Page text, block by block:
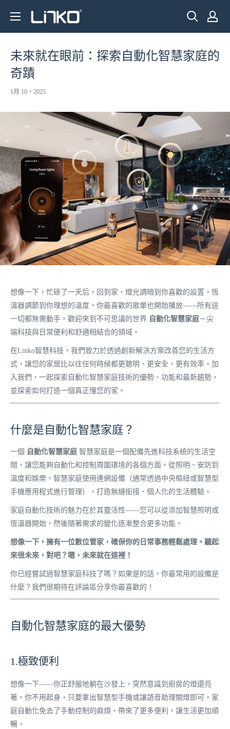
內
LINKO
LIMITED
未來就在眼前：探索自動化智慧家庭的
奇蹟
1月 10，2025
想像一下，忙碌了一天后，回到家，燈光調暗到你喜歡的設置，恆
溫器調節到你理想的溫度，你最喜歡的歌單也開始播放——所有這
一切都無需動手。歡迎來到不可思議的世界 自動化智慧家庭－尖
端科技與日常便利和舒適相結合的領域。
在Linko智慧科技，我們致力於透過創新解決方案改善您的生活方
式，讓您的家居比以往任何時候都更聰明、更安全、更有效率。加
入我們，一起探索自動化智慧家庭技術的優勢、功能和最新趨勢，
並探索如何打造一個真正懂您的家。
什麼是自動化智慧家庭？
一個 自動化智慧家庭 智慧家庭是一個配備先進科技系統的生活空
間，讓您能夠自動化和控制周圍環境的各個方面。從照明、安防到
溫度和娛樂，智慧家庭使用連網設備（通常透過中央樞紐或智慧型
手機應用程式進行管理），打造無縫銜接、個人化的生活體驗。
家庭自動化技術的魅力在於其靈活性——您可以從添加智慧照明或
恆溫器開始，然後隨著需求的變化逐漸整合更多功能。
想像一下，擁有一位數位管家，確保你的日常事務輕鬆處理。聽起
來很未來，對吧？嗯，未來就在這裡！
你已經嘗試過智慧家庭科技了嗎？如果是的話，你最常用的設備是
什麼？我們很期待在評論區分享你最喜歡的！
自動化智慧家庭的最大優勢
1.極致便利
想像一下——你正舒服地躺在沙發上，突然意識到廚房的燈還亮
著。你不用起身，只要拿出智慧型手機或讓語音助理關燈即可。家
庭自動化免去了手動控制的麻煩，帶來了更多便利，讓生活更加順
暢。